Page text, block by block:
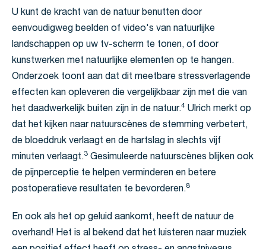
U kunt de kracht van de natuur benutten door
eenvoudigweg beelden of video's van natuurlijke
landschappen op uw tv-scherm te tonen, of door
kunstwerken met natuurlijke elementen op te hangen.
Onderzoek toont aan dat dit meetbare stressverlagende
effecten kan opleveren die vergelijkbaar zijn met die van
het daadwerkelijk buiten zijn in de natuur.4 Ulrich merkt op
dat het kijken naar natuurscènes de stemming verbetert,
de bloeddruk verlaagt en de hartslag in slechts vijf
minuten verlaagt.3 Gesimuleerde natuurscènes blijken ook
de pijnperceptie te helpen verminderen en betere
postoperatieve resultaten te bevorderen.8
En ook als het op geluid aankomt, heeft de natuur de
overhand! Het is al bekend dat het luisteren naar muziek